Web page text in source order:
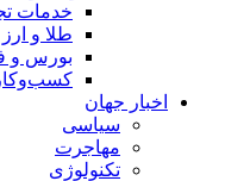
خدمات
طلا و ارز
بورس و
کسب‌وکار
اخبار جهان
سیاسی
مهاجرت
تکنولوژی